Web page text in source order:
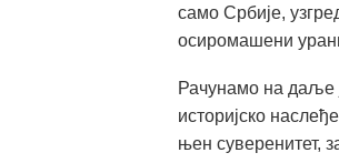
само Србије,
осиромашени
Рачунамо на даље
историјско
њен суверенитет,